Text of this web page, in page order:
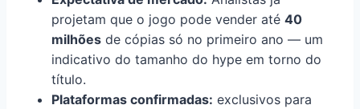
projetam que o jogo pode vender até 40
milhões de cópias só no primeiro ano — um
indicativo do tamanho do hype em torno do
título.
Plataformas confirmadas: exclusivos para